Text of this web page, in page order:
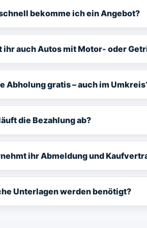
bekomme ich ein Angebot?
ihr auch Autos mit Motor- oder
Abholung gratis – auch im
die Bezahlung ab?
ihr Abmeldung und
Unterlagen werden benötigt?